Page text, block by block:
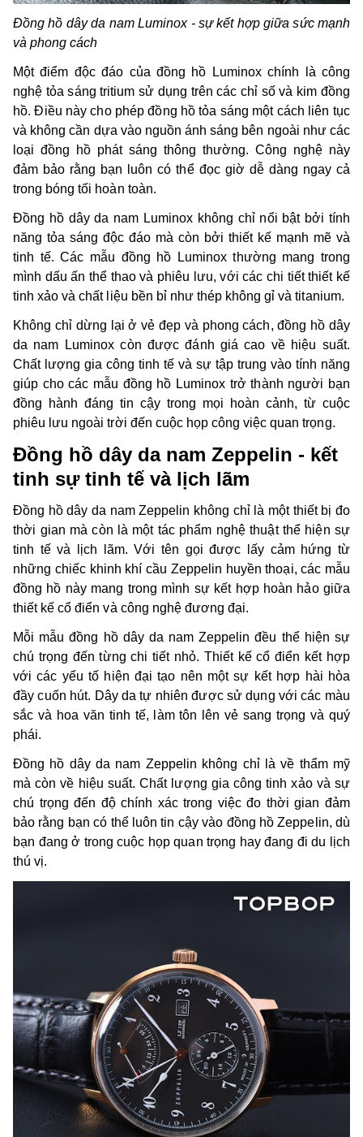
Đồng hồ dây da nam Luminox - sự kết hợp giữa sức mạnh
và phong cách
Một điểm độc đáo của đồng hồ Luminox chính là công
nghệ tỏa sáng tritium sử dụng trên các chỉ số và kim đồng
hồ. Điều này cho phép đồng hồ tỏa sáng một cách liên tục
và không cần dựa vào nguồn ánh sáng bên ngoài như các
loại đồng hồ phát sáng thông thường. Công nghệ này
đảm bảo rằng bạn luôn có thể đọc giờ dễ dàng ngay cả
trong bóng tối hoàn toàn.
Đồng hồ dây da nam Luminox không chỉ nổi bật bởi tính
năng tỏa sáng độc đáo mà còn bởi thiết kế mạnh mẽ và
tinh tế. Các mẫu đồng hồ Luminox thường mang trong
mình dấu ấn thể thao và phiêu lưu, với các chi tiết thiết kế
tinh xảo và chất liệu bền bỉ như thép không gỉ và titanium.
Không chỉ dừng lại ở vẻ đẹp và phong cách, đồng hồ dây
da nam Luminox còn được đánh giá cao về hiệu suất.
Chất lượng gia công tinh tế và sự tập trung vào tính năng
giúp cho các mẫu đồng hồ Luminox trở thành người bạn
đồng hành đáng tin cậy trong mọi hoàn cảnh, từ cuộc
phiêu lưu ngoài trời đến cuộc họp công việc quan trọng.
Đồng hồ dây da nam Zeppelin - kết
tinh sự tinh tế và lịch lãm
Đồng hồ dây da nam Zeppelin không chỉ là một thiết bị đo
thời gian mà còn là một tác phẩm nghệ thuật thể hiện sự
tinh tế và lịch lãm. Với tên gọi được lấy cảm hứng từ
những chiếc khinh khí cầu Zeppelin huyền thoại, các mẫu
đồng hồ này mang trong mình sự kết hợp hoàn hảo giữa
thiết kế cổ điển và công nghệ đương đại.
Mỗi mẫu đồng hồ dây da nam Zeppelin đều thể hiện sự
chú trọng đến từng chi tiết nhỏ. Thiết kế cổ điển kết hợp
với các yếu tố hiện đại tạo nên một sự kết hợp hài hòa
đầy cuốn hút. Dây da tự nhiên được sử dụng với các màu
sắc và hoa văn tinh tế, làm tôn lên vẻ sang trọng và quý
phái.
Đồng hồ dây da nam Zeppelin không chỉ là về thẩm mỹ
mà còn về hiệu suất. Chất lượng gia công tinh xảo và sự
chú trọng đến độ chính xác trong việc đo thời gian đảm
bảo rằng bạn có thể luôn tin cậy vào đồng hồ Zeppelin, dù
bạn đang ở trong cuộc họp quan trọng hay đang đi du lịch
thú vị.